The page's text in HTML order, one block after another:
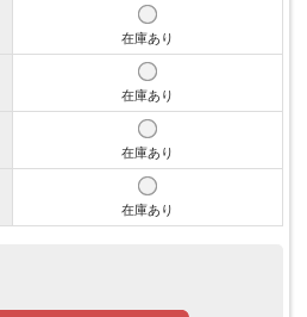
在庫あり
在庫あり
在庫あり
在庫あり